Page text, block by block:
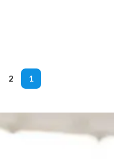
1
2